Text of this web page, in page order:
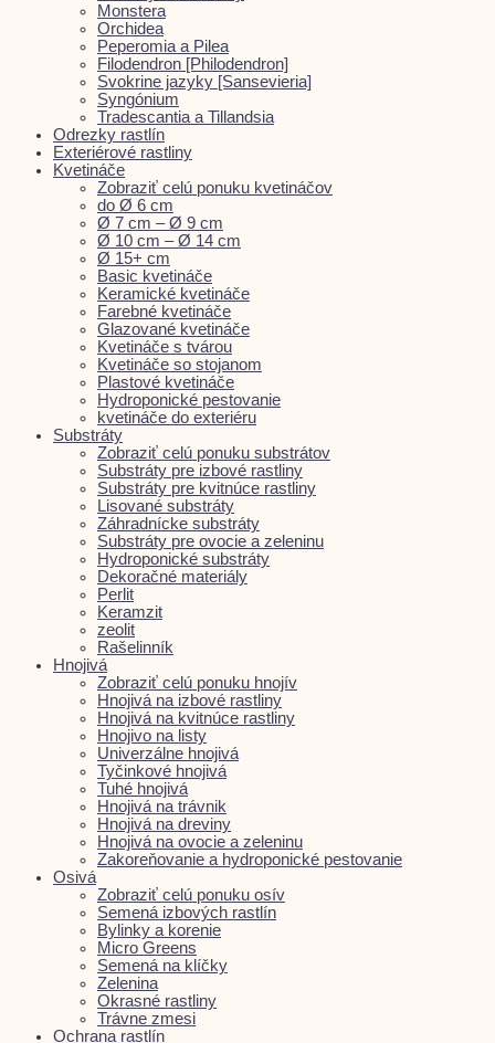
Monstera
Orchidea
Peperomia a Pilea
Filodendron [Philodendron]
Svokrine jazyky [Sansevieria]
Syngónium
Tradescantia a Tillandsia
Odrezky rastlín
Exteriérové rastliny
Kvetináče
Zobraziť celú ponuku kvetináčov
do Ø 6 cm
Ø 7 cm – Ø 9 cm
Ø 10 cm – Ø 14 cm
Ø 15+ cm
Basic kvetináče
Keramické kvetináče
Farebné kvetináče
Glazované kvetináče
Kvetináče s tvárou
Kvetináče so stojanom
Plastové kvetináče
Hydroponické pestovanie
kvetináče do exteriéru
Substráty
Zobraziť celú ponuku substrátov
Substráty pre izbové rastliny
Substráty pre kvitnúce rastliny
Lisované substráty
Záhradnícke substráty
Substráty pre ovocie a zeleninu
Hydroponické substráty
Dekoračné materiály
Perlit
Keramzit
zeolit
Rašelinník
Hnojivá
Zobraziť celú ponuku hnojív
Hnojivá na izbové rastliny
Hnojivá na kvitnúce rastliny
Hnojivo na listy
Univerzálne hnojivá
Tyčinkové hnojivá
Tuhé hnojivá
Hnojivá na trávnik
Hnojivá na dreviny
Hnojivá na ovocie a zeleninu
Zakoreňovanie a hydroponické pestovanie
Osivá
Zobraziť celú ponuku osív
Semená izbových rastlín
Bylinky a korenie
Micro Greens
Semená na klíčky
Zelenina
Okrasné rastliny
Trávne zmesi
Ochrana rastlín